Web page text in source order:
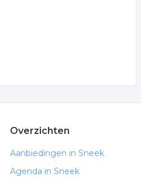
Overzichten
Aanbiedingen in Sneek
Agenda in Sneek